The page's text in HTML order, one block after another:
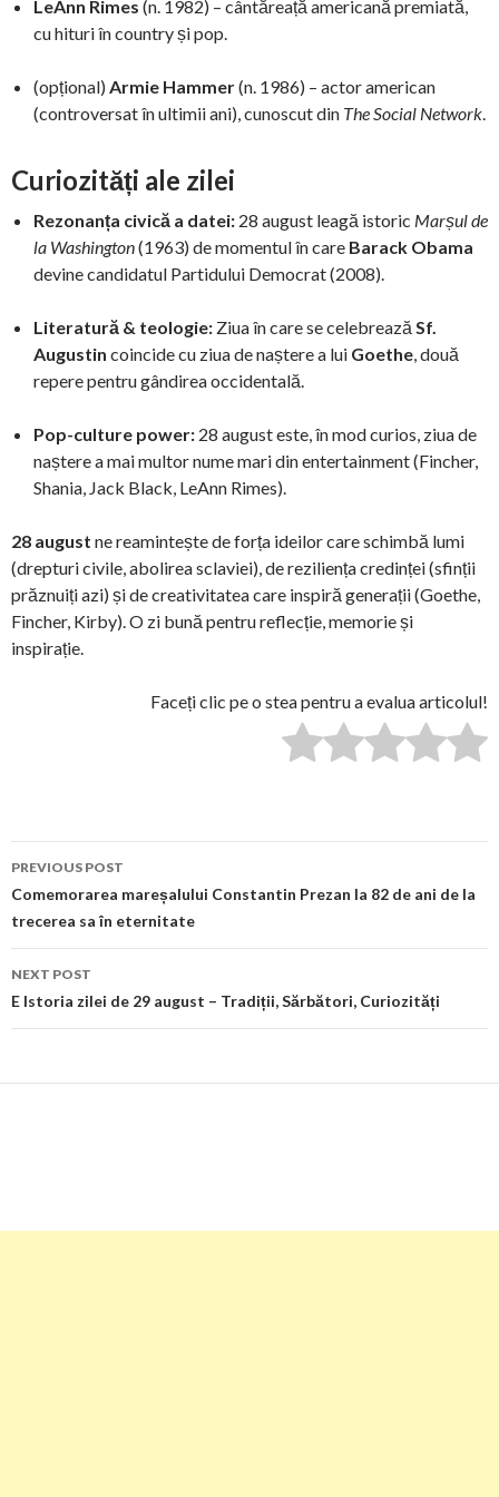
LeAnn Rimes (n. 1982) – cântăreață americană premiată,
cu hituri în country și pop.
(opțional) Armie Hammer(n. 1986) – actor american
(controversat în ultimii ani), cunoscut din The Social Network
Curiozități ale zilei
Rezonanța civică a datei: 28 august leagă istoric Marșul de
la Washington(1963) de momentul în care Barack Obama
devine candidatul Partidului Democrat (2008).
Literatură & teologie: Ziua în care se celebrează Sf.
Augustin coincide cu ziua de naștere a lui Goethe , două
repere pentru gândirea occidentală.
Pop-culture power: 28 august este, în mod curios, ziua de
naștere a mai multor nume mari din entertainment (Fincher,
Shania, Jack Black, LeAnn Rimes).
28 august ne reamintește de forța ideilor care schimbă lumi
(drepturi civile, abolirea sclaviei), de reziliența credinței (sfinții
prăznuiți azi) și de creativitatea care inspiră generații (Goethe,
Fincher, Kirby). O zi bună pentru reflecție, memorie și
inspirație.
Faceți clic pe o stea pentru a evalua articolul!
Post
navigation
PREVIOUS POST
Comemorarea mareșalului Constantin Prezan la 82 de ani de la
trecerea sa în eternitate
NEXT POST
E Istoria zilei de 29 august – Tradiții, Sărbători, Curiozități